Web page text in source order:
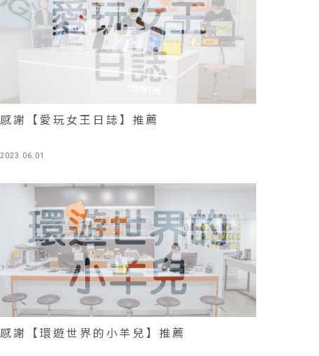
2023.06.01
感謝【愛玩女王日誌】推薦
感謝【環遊世界的小羊兒】推薦